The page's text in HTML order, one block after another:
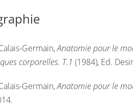
Germain,Anatomie pour le
corporelles. T.1 (1984), Ed.
Germain,Anatomie pour le